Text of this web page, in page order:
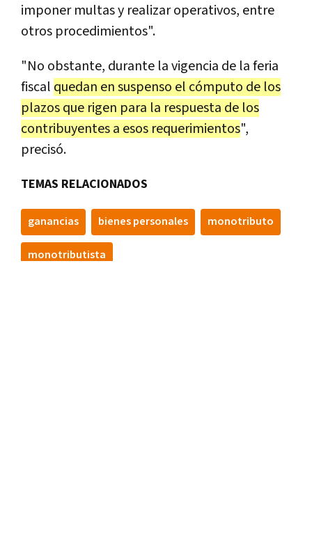
imponer multas y realizar operativos, entre
otros procedimientos".
"No obstante, durante la vigencia de la feria
fiscal quedan en suspenso el cómputo de los
plazos que rigen para la respuesta de los
contribuyentes a esos requerimientos",
precisó.
TEMAS RELACIONADOS
ganancias bienes personales monotributo
monotributista